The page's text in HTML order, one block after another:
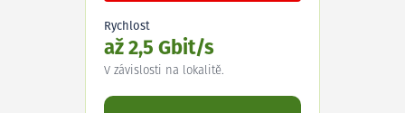
Rychlost
až 2,5 Gbit/s
V závislosti na lokalitě.